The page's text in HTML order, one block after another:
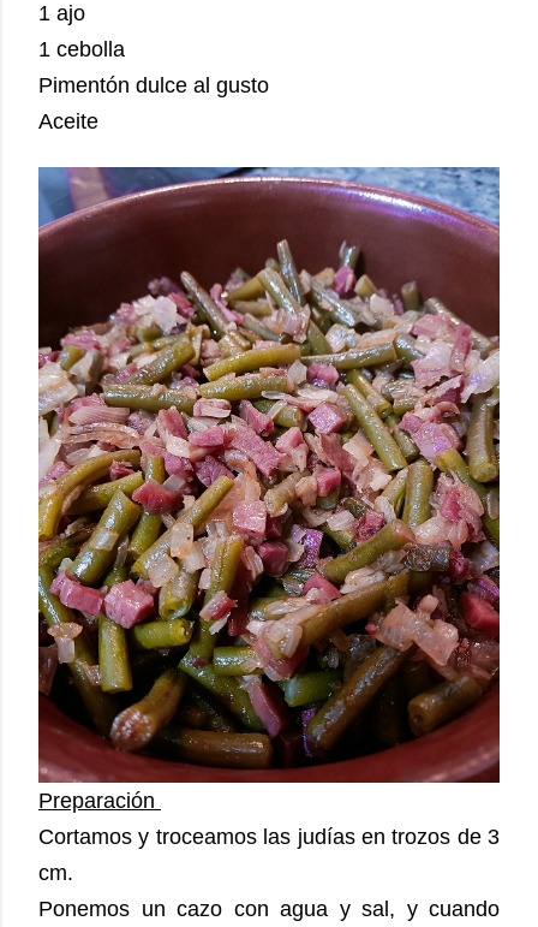
1 ajo
1 cebolla
Pimentón dulce al gusto
Aceite
Preparación
Cortamos y troceamos las judías en trozos de 3
cm.
Ponemos un cazo con agua y sal, y cuando